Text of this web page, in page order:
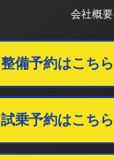
会社概要
整備予約はこちら
試乗予約はこちら